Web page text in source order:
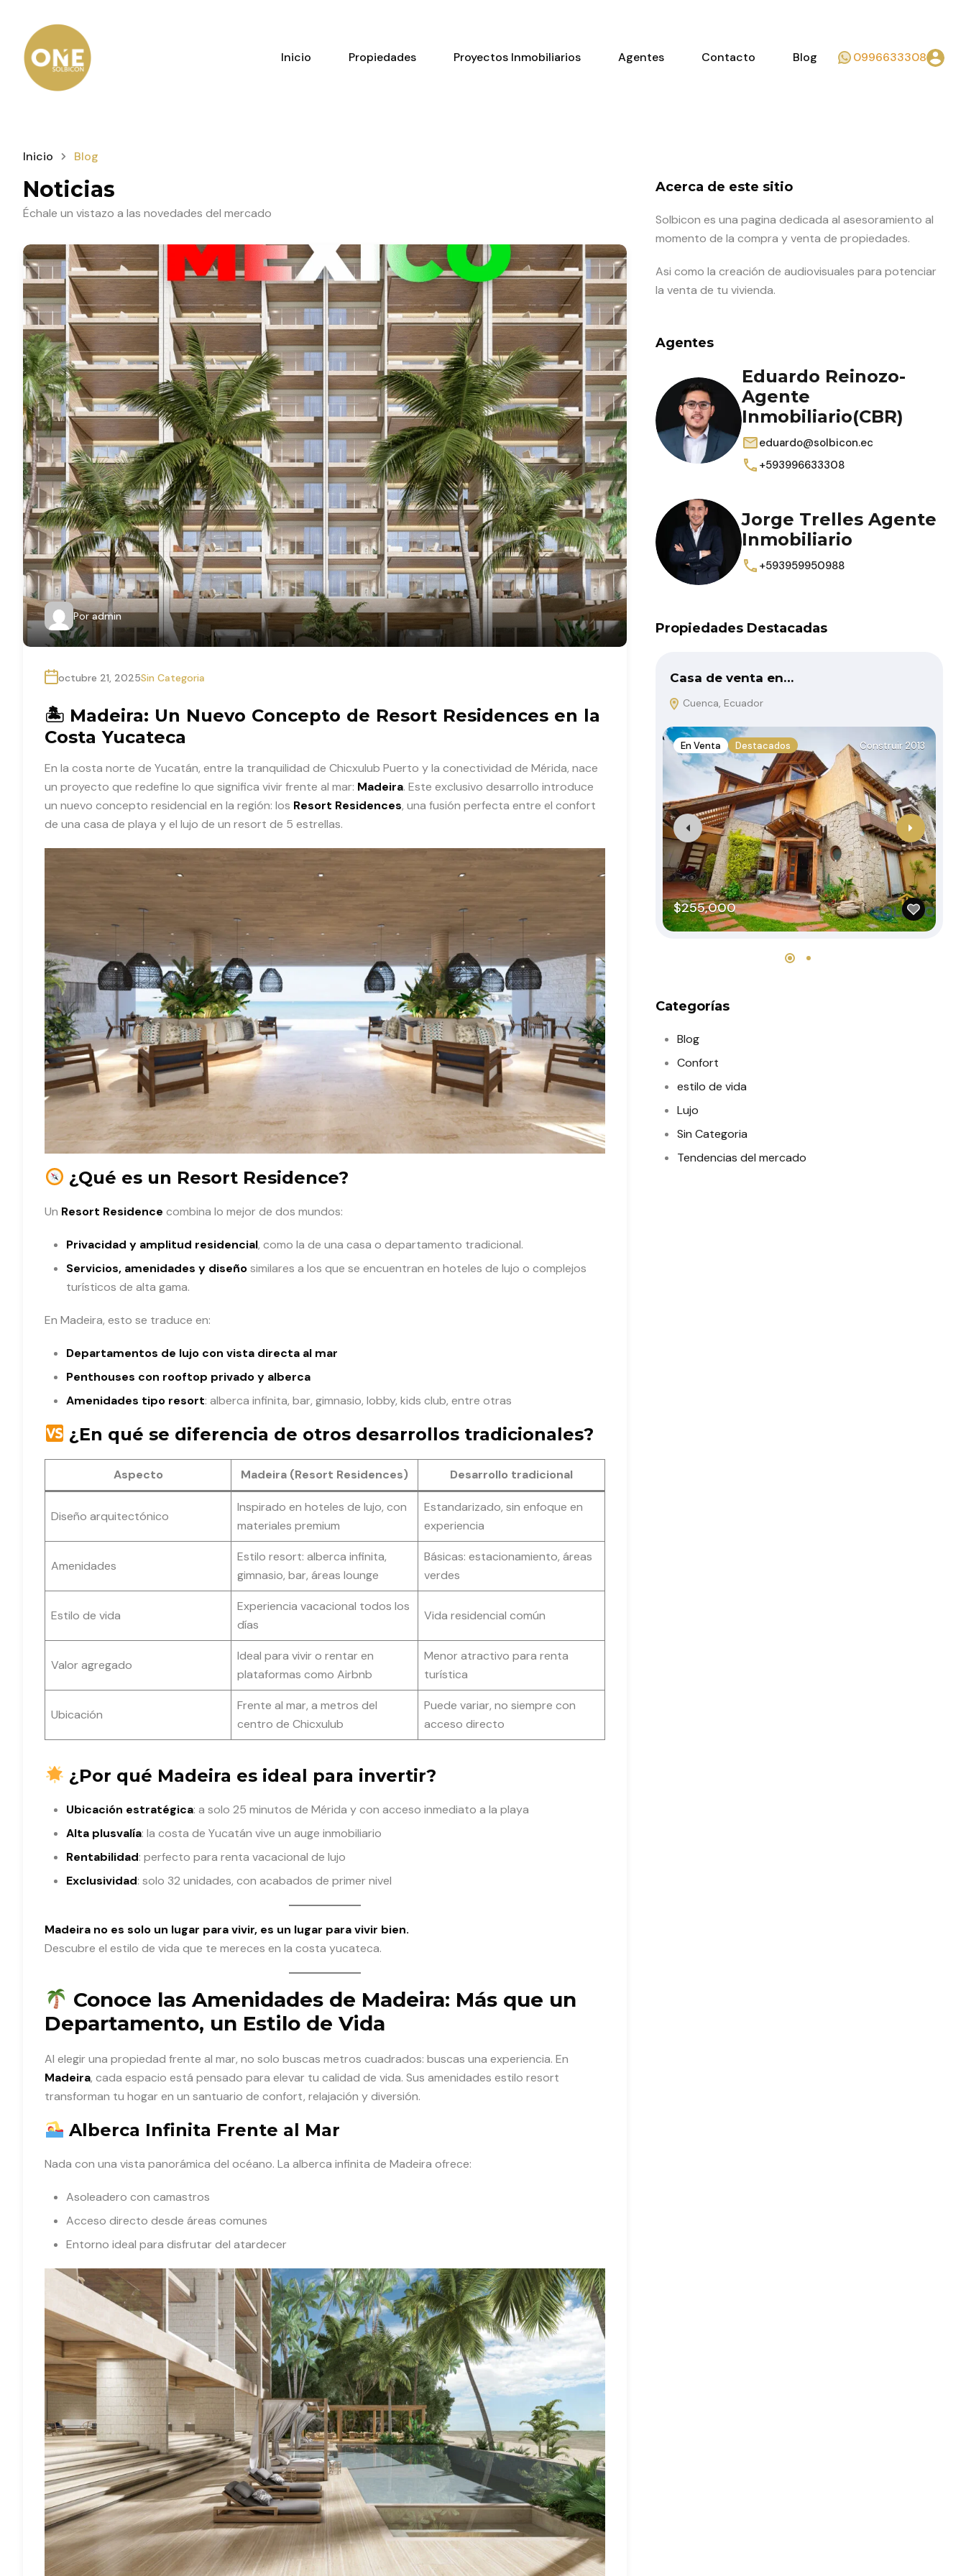
Inicio Propiedades Proyectos Inmobiliarios Agentes Contacto Blog 0996633308
Inicio Blog
Noticias
Échale un vistazo a las novedades del mercado
Por admin
octubre 21, 2025Sin Categoria
🏝 Madeira: Un Nuevo Concepto de Resort Residences en la
Costa Yucateca
En la costa norte de Yucatán, entre la tranquilidad de Chicxulub Puerto y la conectividad de Mérida, nace
un proyecto que redefine lo que significa vivir frente al mar: Madeira. Este exclusivo desarrollo introduce
un nuevo concepto residencial en la región: los Resort Residences, una fusión perfecta entre el confort
de una casa de playa y el lujo de un resort de 5 estrellas.
¿Qué es un Resort Residence?
Un Resort Residence combina lo mejor de dos mundos:
Privacidad y amplitud residencial, como la de una casa o departamento tradicional.
Servicios, amenidades y diseñosimilares a los que se encuentran en hoteles de lujo o complejos
turísticos de alta gama.
En Madeira, esto se traduce en:
Departamentos de lujo con vista directa al mar
Penthouses con rooftop privado y alberca
Amenidades tipo resort: alberca infinita, bar, gimnasio, lobby, kids club, entre otras
¿En qué se diferencia de otros desarrollos tradicionales?
Aspecto Madeira (Resort Residences) Desarrollo tradicional
Diseño arquitectónico
Inspirado en hoteles de lujo, con
materiales premium
Estandarizado, sin enfoque en
experiencia
Amenidades
Estilo resort: alberca infinita,
gimnasio, bar, áreas lounge
Básicas: estacionamiento, áreas
verdes
Estilo de vida
Experiencia vacacional todos los
días
Vida residencial común
Valor agregado
Ideal para vivir o rentar en
plataformas como Airbnb
Menor atractivo para renta
turística
Ubicación
Frente al mar, a metros del
centro de Chicxulub
Puede variar, no siempre con
acceso directo
¿Por qué Madeira es ideal para invertir?
Ubicación estratégica: a solo 25 minutos de Mérida y con acceso inmediato a la playa
Alta plusvalía: la costa de Yucatán vive un auge inmobiliario
Rentabilidad: perfecto para renta vacacional de lujo
Exclusividad: solo 32 unidades, con acabados de primer nivel
Madeira no es solo un lugar para vivir, es un lugar para vivir bien.
Descubre el estilo de vida que te mereces en la costa yucateca.
Conoce las Amenidades de Madeira: Más que un
Departamento, un Estilo de Vida
Al elegir una propiedad frente al mar, no solo buscas metros cuadrados: buscas una experiencia. En
Madeira, cada espacio está pensado para elevar tu calidad de vida. Sus amenidades estilo resort
transforman tu hogar en un santuario de confort, relajación y diversión.
Alberca Infinita Frente al Mar
Nada con una vista panorámica del océano. La alberca infinita de Madeira ofrece:
Asoleadero con camastros
Acceso directo desde áreas comunes
Entorno ideal para disfrutar del atardecer
Acerca de este sitio
Solbicon es una pagina dedicada al asesoramiento al
momento de la compra y venta de propiedades.
Asi como la creación de audiovisuales para potenciar
la venta de tu vivienda.
Agentes
Eduardo Reinozo-
Agente
Inmobiliario(CBR)
eduardo@solbicon.ec
+593996633308
Jorge Trelles Agente
Inmobiliario
+593959950988
Propiedades Destacadas
Casa de venta en…
Cuenca, Ecuador
En Venta Destacados Construir 2013
$255,000
Categorías
Blog
Confort
estilo de vida
Lujo
Sin Categoria
Tendencias del mercado